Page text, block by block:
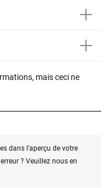
mais ceci ne
dans l'aperçu de votre
? Veuillez nous en